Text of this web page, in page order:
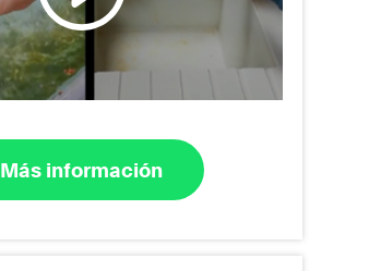
Más información